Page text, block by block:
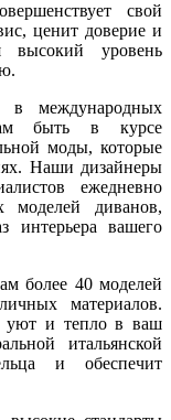
свой
ценит доверие и
высокий уровень
в международных
быть в курсе
моды, которые
Наши дизайнеры
ежедневно
моделей диванов,
интерьера вашего
более 40 моделей
материалов.
уют и тепло в ваш
итальянской
и обеспечит